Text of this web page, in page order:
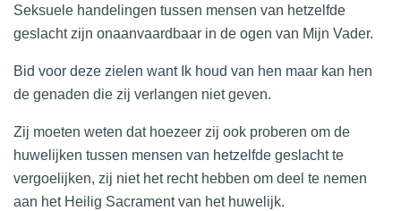
Seksuele handelingen tussen mensen van hetzelfde
geslacht zijn onaanvaardbaar in de ogen van Mijn Vader.
Bid voor deze zielen want Ik houd van hen maar kan hen
de genaden die zij verlangen niet geven.
Zij moeten weten dat hoezeer zij ook proberen om de
huwelijken tussen mensen van hetzelfde geslacht te
vergoelijken, zij niet het recht hebben om deel te nemen
aan het Heilig Sacrament van het huwelijk.